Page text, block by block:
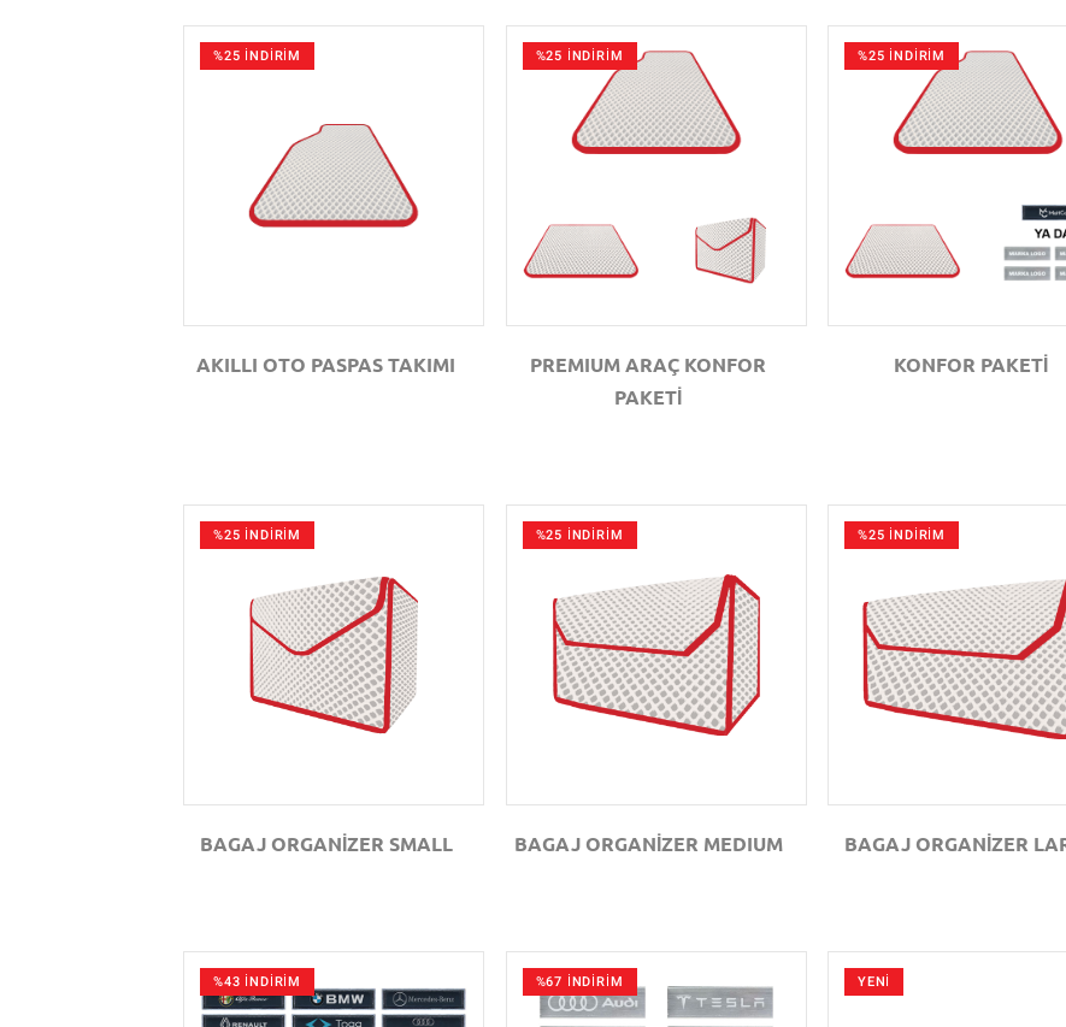
%25 İNDİRİM
GÖZAT
AKILLI OTO PASPAS TAKIMI
%25 İNDİRİM
PREMIUM ARAÇ KONFOR
PAKETİ
%25 İNDİRİM
KONFOR PAKETİ
%25 İNDİRİM
GÖZAT
BAGAJ ORGANİZER SMALL
%25 İNDİRİM
GÖZAT
BAGAJ ORGANİZER MEDIUM
%25 İNDİRİM
GÖZAT
BAGAJ ORGANİZER
%43 İNDİRİM %67 İNDİRİM YENİ